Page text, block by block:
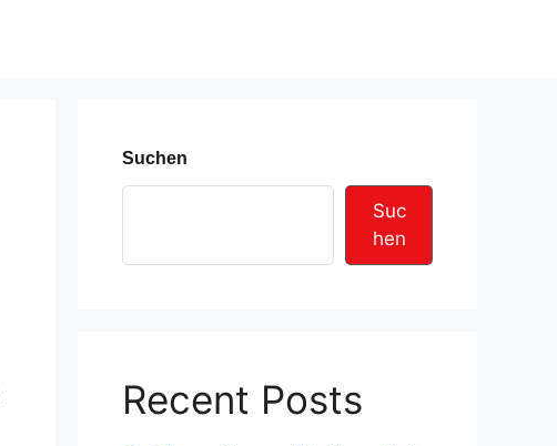
Suchen
Suc
hen
Recent Posts